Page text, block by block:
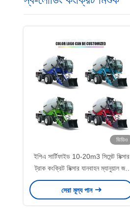
ভিডিও
ইপিএ সার্টিফাইড 10-20m3 সিমেন্ট মিক্সার
ট্রাক কংক্রিট মিক্সার যানবাহন ম্যানুয়াল জল
সরবরাহ
সেরা মূল্য পান